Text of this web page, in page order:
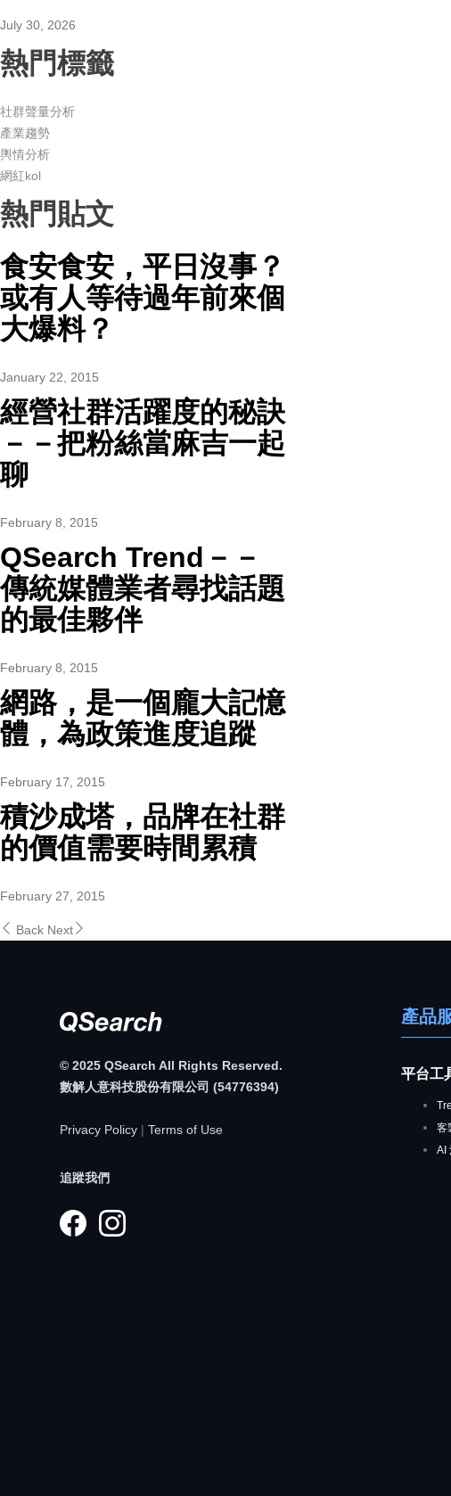
July 30, 2026
熱門標籤
社群聲量分析
產業趨勢
輿情分析
網紅kol
熱門貼文
食安食安，平日沒事？
或有人等待過年前來個
大爆料？
January 22, 2015
經營社群活躍度的秘訣
－－把粉絲當麻吉一起
聊
February 8, 2015
QSearch Trend－－
傳統媒體業者尋找話題
的最佳夥伴
February 8, 2015
網路，是一個龐大記憶
體，為政策進度追蹤
February 17, 2015
積沙成塔，品牌在社群
的價值需要時間累積
February 27, 2015
Back Next
© 2025 QSearch All Rights Reserved.
數解人意科技股份有限公司 (54776394)
Privacy Policy | Terms of Use
追蹤我們
產品
平台工
客
AI